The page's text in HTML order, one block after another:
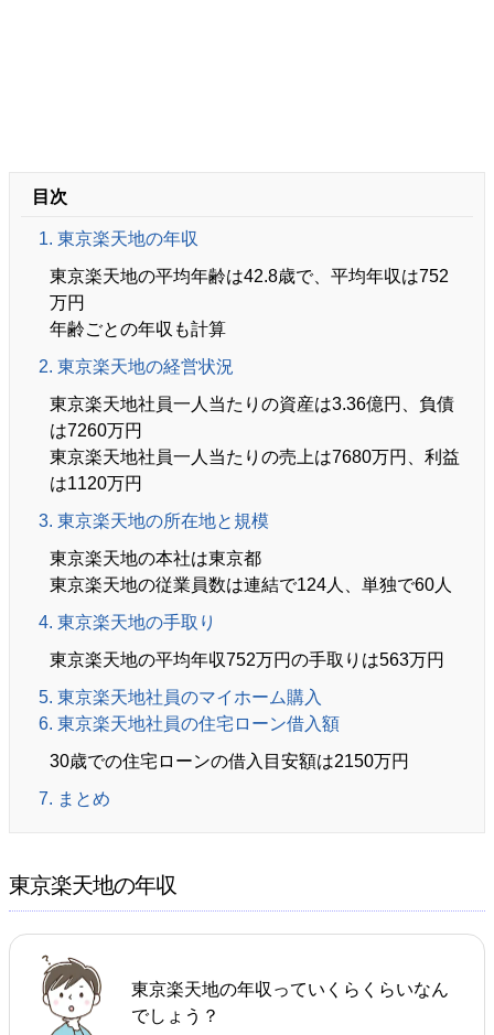
目次
1. 東京楽天地の年収
東京楽天地の平均年齢は42.8歳で、平均年収は752
万円
年齢ごとの年収も計算
2. 東京楽天地の経営状況
東京楽天地社員一人当たりの資産は3.36億円、負債
は7260万円
東京楽天地社員一人当たりの売上は7680万円、利益
は1120万円
3. 東京楽天地の所在地と規模
東京楽天地の本社は東京都
東京楽天地の従業員数は連結で124人、単独で60人
4. 東京楽天地の手取り
東京楽天地の平均年収752万円の手取りは563万円
5. 東京楽天地社員のマイホーム購入
6. 東京楽天地社員の住宅ローン借入額
30歳での住宅ローンの借入目安額は2150万円
7. まとめ
東京楽天地の年収
東京楽天地の年収っていくらくらいなん
でしょう？